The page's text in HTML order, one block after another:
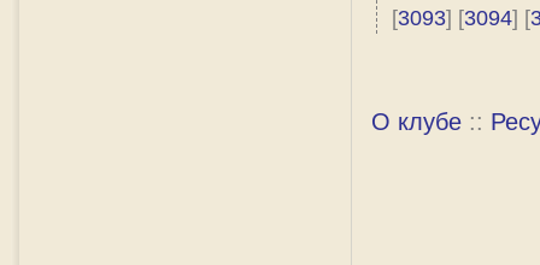
[3093] [3094] [
О клубе ::